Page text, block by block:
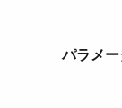
パラメ